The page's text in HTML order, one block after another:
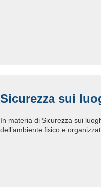
Sicurezza sui
In materia di Sicurezza sui
dell’ambiente fisico e